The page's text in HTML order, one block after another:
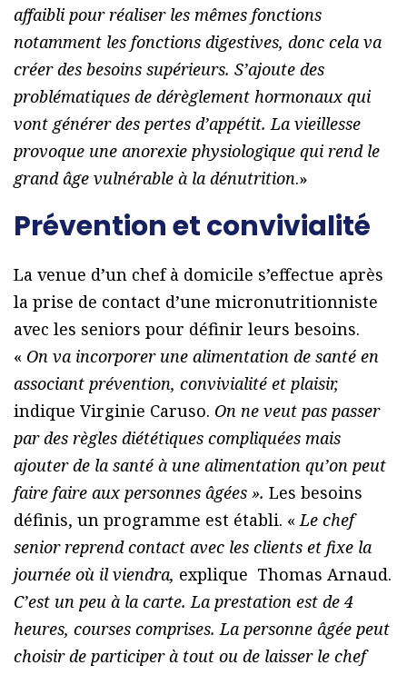
affaibli pour réaliser les mêmes fonctions
notamment les fonctions digestives, donc cela va
créer des besoins supérieurs. S’ajoute des
problématiques de dérèglement hormonaux qui
vont générer des pertes d’appétit. La vieillesse
provoque une anorexie physiologique qui rend le
grand âge vulnérable à la dénutrition.»
Prévention et convivialité
La venue d’un chef à domicile s’effectue après
la prise de contact d’une micronutritionniste
avec les seniors pour définir leurs besoins.
« On va incorporer une alimentation de santé en
associant prévention, convivialité et plaisir,
indique Virginie Caruso. On ne veut pas passer
par des règles diététiques compliquées mais
ajouter de la santé à une alimentation qu’on peut
faire faire aux personnes âgées ». Les besoins
définis, un programme est établi. « Le chef
senior reprend contact avec les clients et fixe la
journée où il viendra, explique Thomas Arnaud.
C’est un peu à la carte. La prestation est de 4
heures, courses comprises. La personne âgée peut
choisir de participer à tout ou de laisser le chef